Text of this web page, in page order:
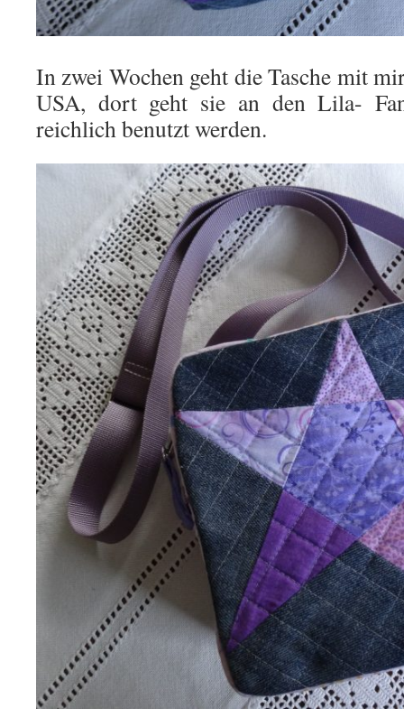
In zwei Wochen geht die Tasche mit
USA, dort geht sie an den Lila-
reichlich benutzt werden.